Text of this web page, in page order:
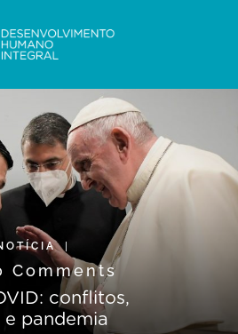
Comments
conflitos,
pandemia